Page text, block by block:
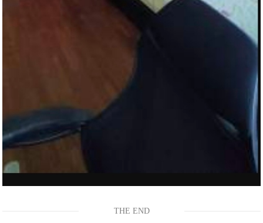
THE END